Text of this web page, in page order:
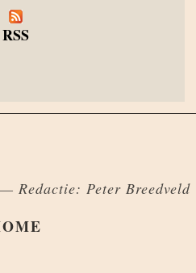
RSS
Redactie: Peter Breedveld